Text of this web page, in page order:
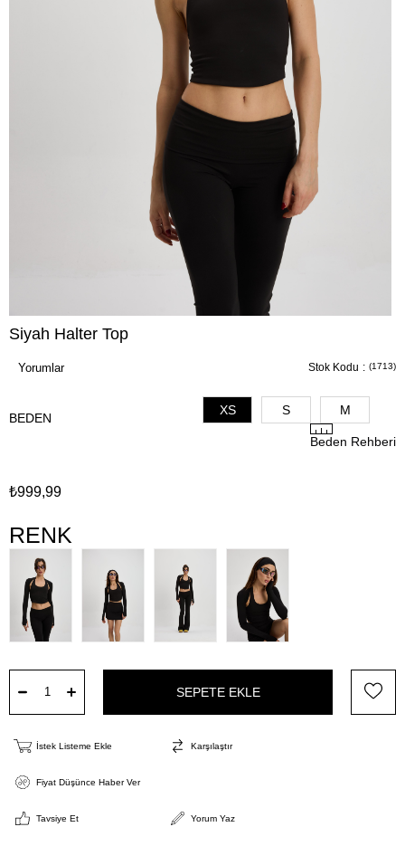
Siyah Halter Top
Yorumlar Stok Kodu (1713)
BEDEN
XS S M
Beden Rehberi
₺999,99
RENK
İstek Listeme Ekle Karşılaştır
Fiyat Düşünce Haber Ver
Tavsiye Et Yorum Yaz